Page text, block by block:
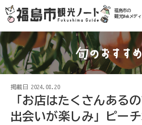
福島市の
観光Webメデ
掲載日 2024.08.20
「お店はたくさんある
出会いが楽しみ」ピー